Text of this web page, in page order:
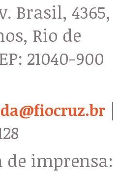
Brasil, 4365,
Rio de
21040-900
|
de imprensa: